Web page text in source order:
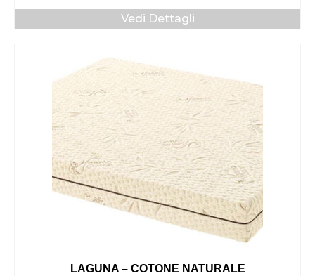
Vedi Dettagli
LAGUNA – COTONE NATURALE